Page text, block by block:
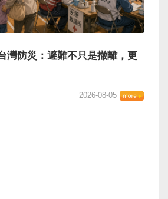
灣防災：避難不只是撤離，更
2026-08-05